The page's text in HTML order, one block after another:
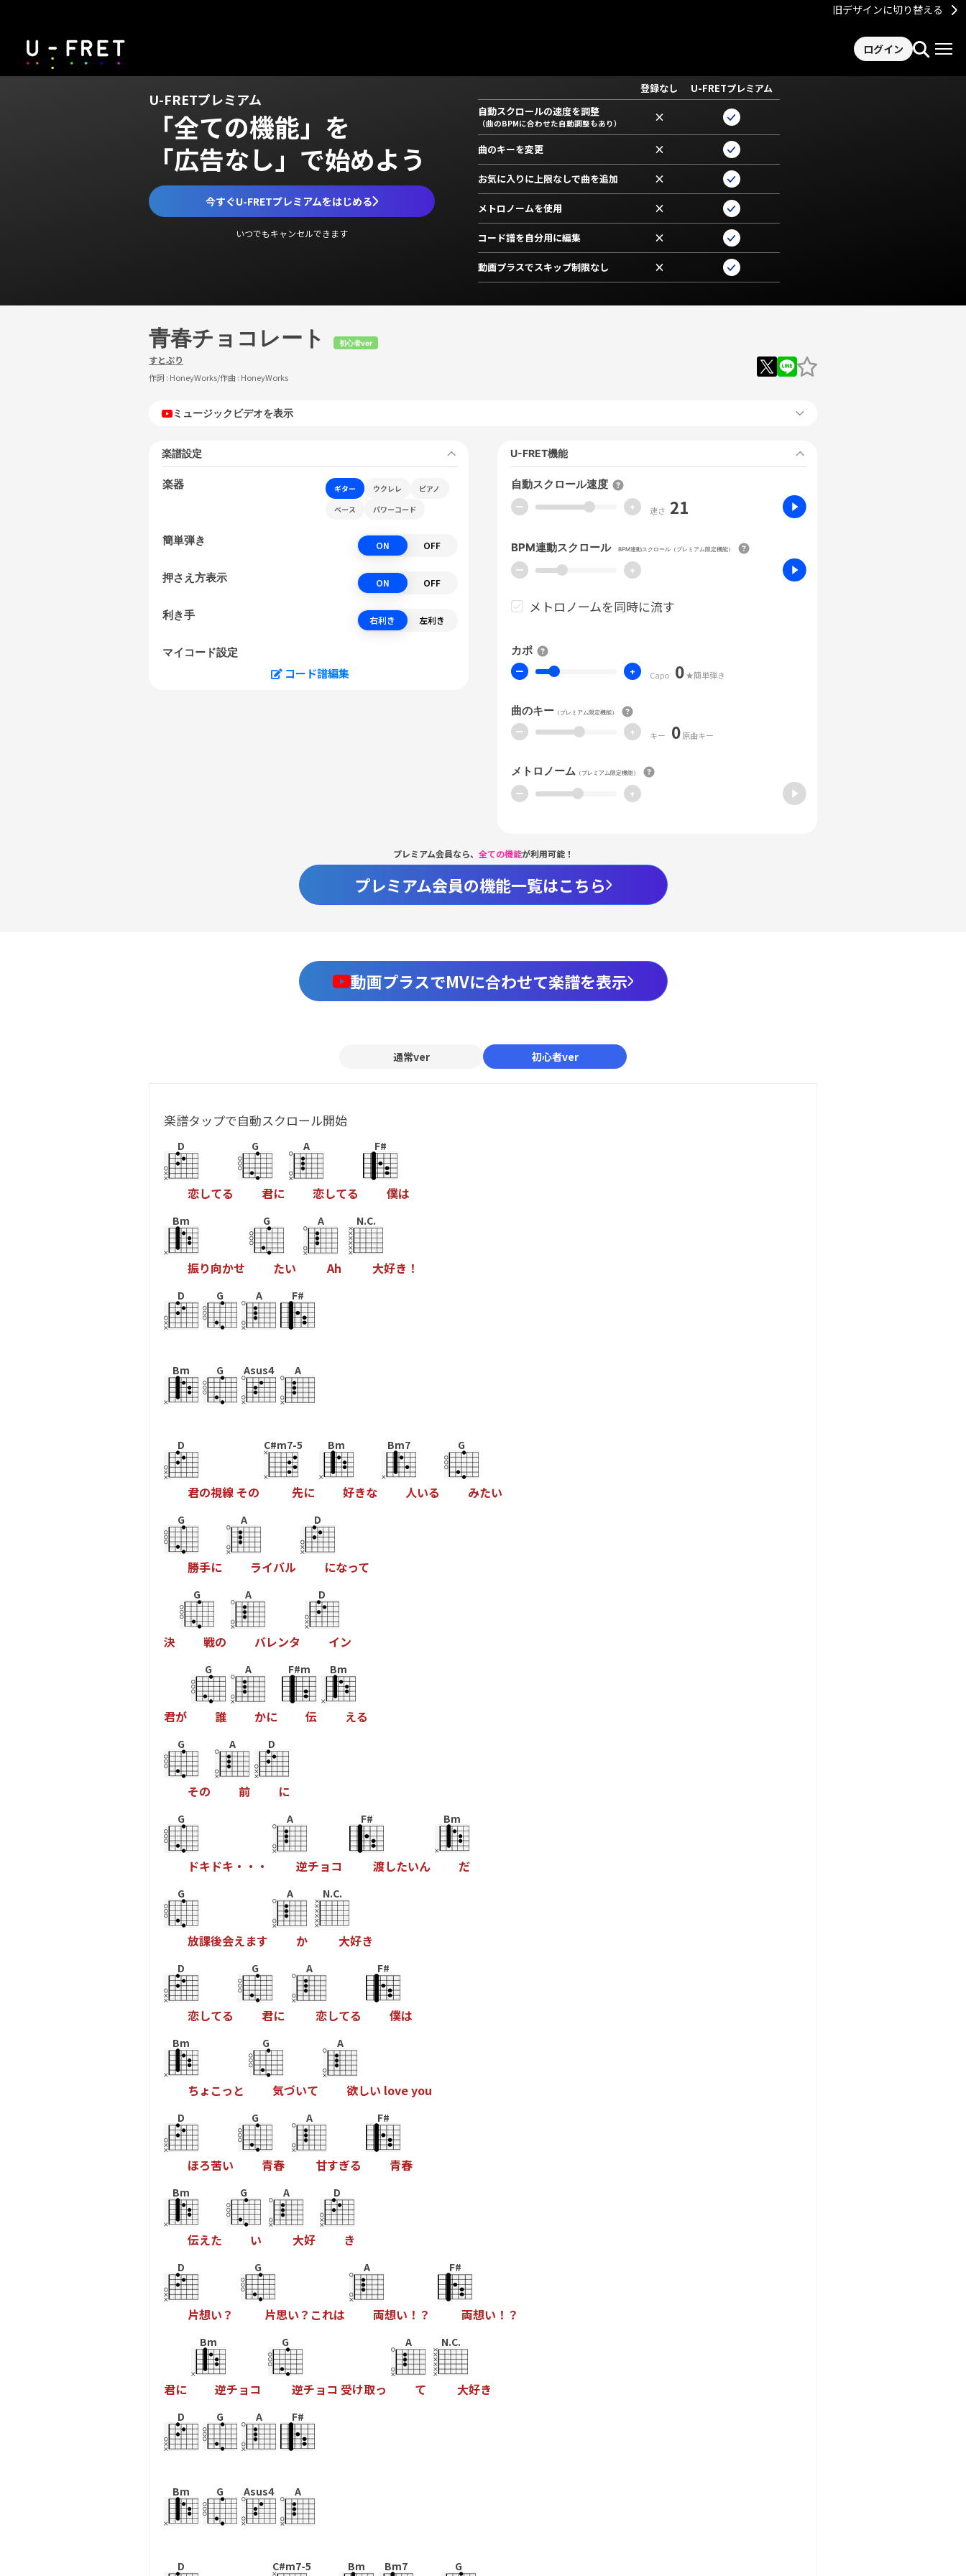
旧デザインに切り替える
ログイン
U-FRETプレミアム
「全ての機能」を
「広告なし」で始めよう
今すぐU-FRETプレミアムをはじめる
いつでもキャンセルできます
登録なし
U-FRETプレミアム
自動スクロールの速度を調整
（曲のBPMに合わせた自動調整もあり） ×
曲のキーを変更 ×
お気に入りに上限なしで曲を追加 ×
メトロノームを使用 ×
コード譜を自分用に編集 ×
動画プラスでスキップ制限なし ×
青春チョコレート 初心者ver
すとぷり
作詞 : HoneyWorks/作曲 : HoneyWorks
ミュージックビデオを表示
楽譜設定
楽器 ギター ウクレレ
ピアノ
ベース
パワーコード
簡単弾き ON OFF
押さえ方表示 ON OFF
利き手 右利き 左利き
マイコード設定
コード譜編集
U-FRET機能
自動スクロール速度
ー + 速さ 21
BPM連動スクロール BPM連動スクロール（プレミアム限定機能）
ー +
メトロノームを同時に流す
カポ
ー + Capo 0★簡単弾き
曲のキー （プレミアム限定機能）
ー + キー 0原曲キー
メトロノーム （プレミアム限定機能）
ー +
プレミアム会員なら、 全ての機能が利用可能！
プレミアム会員の機能一覧はこちら
動画プラスでMVに合わせて楽譜を表示
通常ver 初心者ver
楽譜タップで自動スクロール開始
D
恋してる
G
君に
A
恋してる
F#
僕は
Bm
振り向かせ
G
たい
A
Ah
N.C.
大好き ！
D G A F#
Bm G Asus4 A
D
君の視線 その
C#m7-5
先に
Bm
好きな
Bm7
人いる
G
みたい
G
勝手に
A
ライバル
D
になって
決
G
戦の
A
バレンタ
D
イン
君が
G
誰
A
かに
F#m
伝
Bm
える
G
その
A
前
D
に
G
ドキ ドキ ・ ・ ・
A
逆チョ コ
F#
渡したいん
Bm
だ
G
放課後会えます
A
か
N.C.
大好き
D
恋してる
G
君に
A
恋してる
F#
僕は
Bm
ちょ こっ と
G
気づいて
A
欲しい loveyou
D
ほろ苦い
G
青春
A
甘すぎる
F#
青春
Bm
伝えた
G
い
A
大好
D
き
D
片想い ？
G
片思い ？ これは
A
両想い ！ ？
F#
両想い ！ ？
君に
Bm
逆チョ コ
G
逆チョ コ 受け取っ
A
て
N.C.
大好き
D G A F#
Bm G Asus4 A
D C#m7-5 Bm Bm7 G